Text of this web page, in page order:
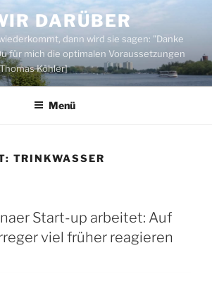
DARÜBER
dann wird sie sagen: "Danke
für mich die optimalen Voraussetzungen
Köhler]
Menü
TRINKWASSER
Start-up arbeitet: Auf
viel früher reagieren